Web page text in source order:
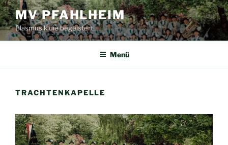
Zum
Inhalt
springen
MV PFAHLHEIM
Blasmusik die begeistert!
Menü
TRACHTENKAPELLE